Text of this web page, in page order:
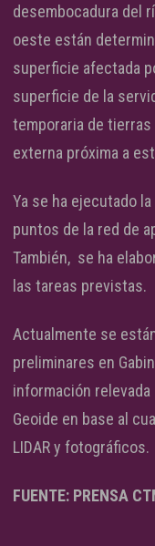
desembocadura del
oeste están
superficie afectada
superficie de la
temporaria de tierras
externa próxima a
Ya se ha ejecutado
puntos de la red de
También, se ha
las tareas previstas.
Actualmente se
preliminares en
información
Geoide en base al
LIDAR y fotográficos.
FUENTE: PRENSA